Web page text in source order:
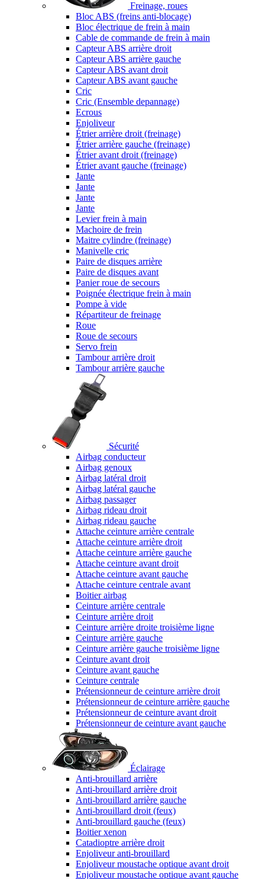
Freinage, roues
Bloc ABS (freins anti-blocage)
Bloc électrique de frein à main
Cable de commande de frein à main
Capteur ABS arrière droit
Capteur ABS arrière gauche
Capteur ABS avant droit
Capteur ABS avant gauche
Cric
Cric (Ensemble depannage)
Ecrous
Enjoliveur
Étrier arrière droit (freinage)
Étrier arrière gauche (freinage)
Étrier avant droit (freinage)
Étrier avant gauche (freinage)
Jante
Jante
Jante
Jante
Levier frein à main
Machoire de frein
Maitre cylindre (freinage)
Manivelle cric
Paire de disques arrière
Paire de disques avant
Panier roue de secours
Poignée électrique frein à main
Pompe à vide
Répartiteur de freinage
Roue
Roue de secours
Servo frein
Tambour arrière droit
Tambour arrière gauche
Sécurité
Airbag conducteur
Airbag genoux
Airbag latéral droit
Airbag latéral gauche
Airbag passager
Airbag rideau droit
Airbag rideau gauche
Attache ceinture arrière centrale
Attache ceinture arrière droit
Attache ceinture arrière gauche
Attache ceinture avant droit
Attache ceinture avant gauche
Attache ceinture centrale avant
Boitier airbag
Ceinture arrière centrale
Ceinture arrière droit
Ceinture arrière droite troisième ligne
Ceinture arrière gauche
Ceinture arrière gauche troisième ligne
Ceinture avant droit
Ceinture avant gauche
Ceinture centrale
Prétensionneur de ceinture arrière droit
Prétensionneur de ceinture arrière gauche
Prétensionneur de ceinture avant droit
Prétensionneur de ceinture avant gauche
Éclairage
Anti-brouillard arrière
Anti-brouillard arrière droit
Anti-brouillard arrière gauche
Anti-brouillard droit (feux)
Anti-brouillard gauche (feux)
Boitier xenon
Catadioptre arrière droit
Enjoliveur anti-brouillard
Enjoliveur moustache optique avant droit
Enjoliveur moustache optique avant gauche